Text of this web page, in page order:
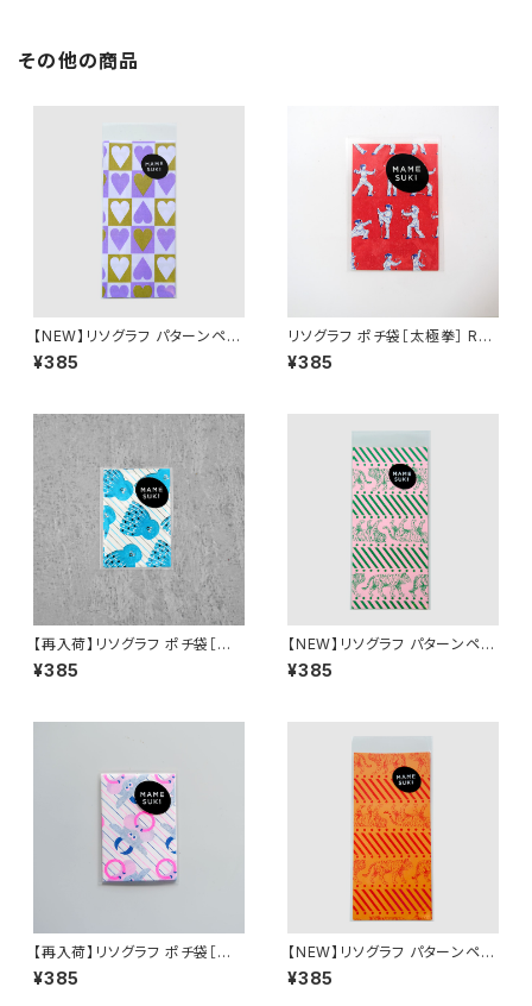
その他の商品
【NEW】リソグラフ パターンペー
パー［MAMESUKI Basis ハー
ト］ Purple × Ochre
¥385
リソグラフ ポチ袋［太極拳］ RE
D
¥385
【再入荷】リソグラフ ポチ袋［ね
ぼけたベイビー Octopus］Sk
y blue × Black
¥385
【NEW】リソグラフ パターンペー
パー［タイガーマーチ］Pink Pa
per
¥385
【再入荷】リソグラフ ポチ袋［ね
ぼけたベイビー Cow］
¥385
【NEW】リソグラフ パターンペー
パー［タイガーマーチ］Orange
Paper
¥385